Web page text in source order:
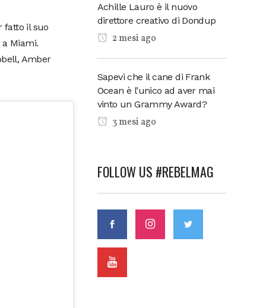
fatto il suo
Miami.
Amber
Achille Lauro è il nuovo
direttore creativo di Dondup
2 mesi ago
Sapevi che il cane di Frank
Ocean è l’unico ad aver mai
vinto un Grammy Award?
3 mesi ago
FOLLOW US #REBELMAG